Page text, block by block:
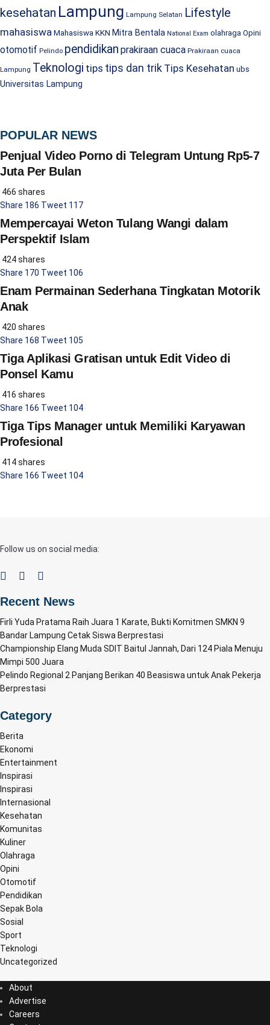
kesehatan Lampung Lampung Selatan Lifestyle
mahasiswa Mahasiswa KKN Mitra Bentala National Exam olahraga Opini
otomotif Pelindo pendidikan prakiraan cuaca Prakiraan cuaca
Lampung Teknologi tips tips dan trik Tips Kesehatan ubs
Universitas Lampung
POPULAR NEWS
Penjual Video Porno di Telegram Untung Rp5-7
Juta Per Bulan
466 shares
Share 186 Tweet 117
Mempercayai Weton Tulang Wangi dalam
Perspektif Islam
424 shares
Share 170 Tweet 106
Enam Permainan Sederhana Tingkatan Motorik
Anak
420 shares
Share 168 Tweet 105
Tiga Aplikasi Gratisan untuk Edit Video di
Ponsel Kamu
416 shares
Share 166 Tweet 104
Tiga Tips Manager untuk Memiliki Karyawan
Profesional
414 shares
Share 166 Tweet 104
Follow us on social media:
Recent News
Firli Yuda Pratama Raih Juara 1 Karate, Bukti Komitmen SMKN 9
Bandar Lampung Cetak Siswa Berprestasi
Championship Elang Muda SDIT Baitul Jannah, Dari 124 Piala Menuju
Mimpi 500 Juara
Pelindo Regional 2 Panjang Berikan 40 Beasiswa untuk Anak Pekerja
Berprestasi
Category
Berita
Ekonomi
Entertainment
Inspirasi
Inspirasi
Internasional
Kesehatan
Komunitas
Kuliner
Olahraga
Opini
Otomotif
Pendidikan
Sepak Bola
Sosial
Sport
Teknologi
Uncategorized
About
Advertise
Careers